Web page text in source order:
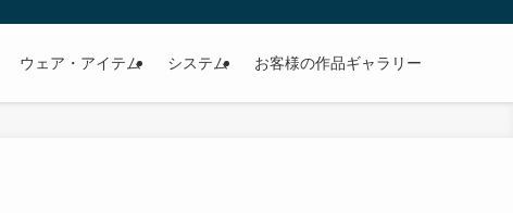
ウェア・アイテム システム お客様の作品ギャラリー